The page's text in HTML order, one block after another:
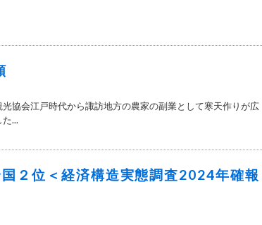
協会江戸時代から諏訪地方の農家の副業として寒天作りが広
...
２位＜経済構造実態調査2024年確報